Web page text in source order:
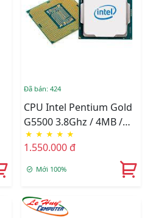
Đã bán: 424
CPU Intel Pentium Gold
G5500 3.8Ghz / 4MB /
Socket 1151 (Coffee Lake
) TRAY
★ ★ ★ ★ ★
1.550.000 đ
Mới 100%